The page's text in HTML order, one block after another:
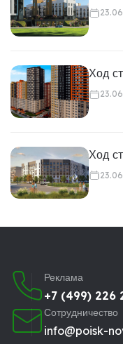
Ход
Ход
Реклама
+7 (499) 226
Сотрудничество
info@poisk-